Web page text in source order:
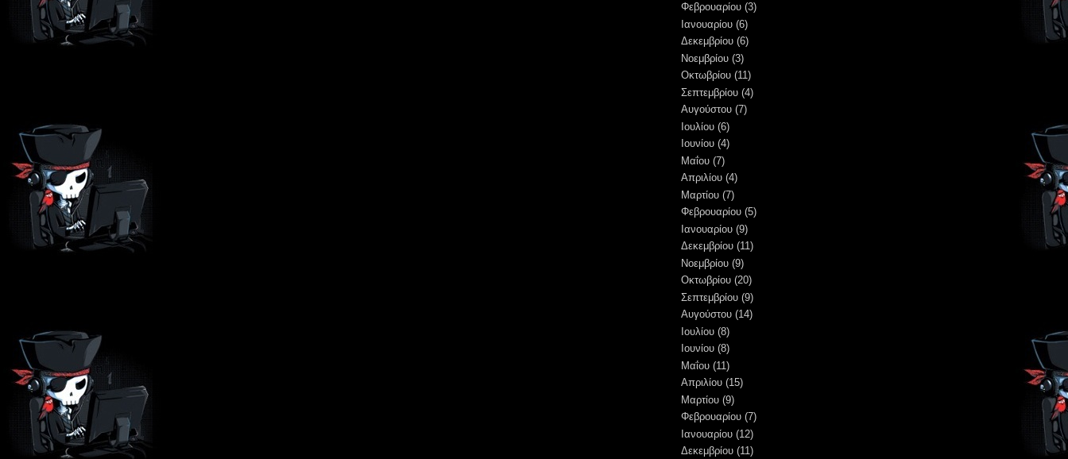
Φεβρουαρίου (3)
Ιανουαρίου (6)
Δεκεμβρίου (6)
Νοεμβρίου (3)
Οκτωβρίου (11)
Σεπτεμβρίου (4)
Αυγούστου (7)
Ιουλίου (6)
Ιουνίου (4)
Μαΐου (7)
Απριλίου (4)
Μαρτίου (7)
Φεβρουαρίου (5)
Ιανουαρίου (9)
Δεκεμβρίου (11)
Νοεμβρίου (9)
Οκτωβρίου (20)
Σεπτεμβρίου (9)
Αυγούστου (14)
Ιουλίου (8)
Ιουνίου (8)
Μαΐου (11)
Απριλίου (15)
Μαρτίου (9)
Φεβρουαρίου (7)
Ιανουαρίου (12)
Δεκεμβρίου (11)